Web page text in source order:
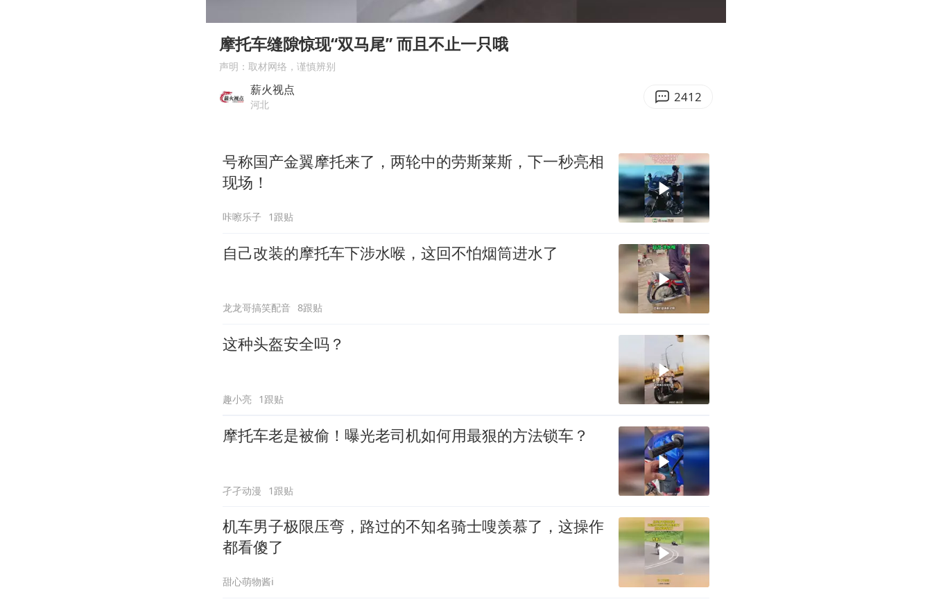
村民谈“梅姨”：叫的其实是“媒姨”
中方回应日本广岛核爆81周年
中国经济展现强大韧性和活力
摩托车缝隙惊现“双马尾” 而且不止一只哦
声明：取材网络，谨慎辨别
薪火视点
河北 2412
号称国产金翼摩托来了，两轮中的劳斯莱斯，下一秒亮相
现场！
咔嚓乐子 1跟贴
自己改装的摩托车下涉水喉，这回不怕烟筒进水了
龙龙哥搞笑配音 8跟贴
这种头盔安全吗？
趣小亮 1跟贴
摩托车老是被偷！曝光老司机如何用最狠的方法锁车？
孑孑动漫 1跟贴
机车男子极限压弯，路过的不知名骑士嗖羡慕了，这操作
都看傻了
甜心萌物酱i